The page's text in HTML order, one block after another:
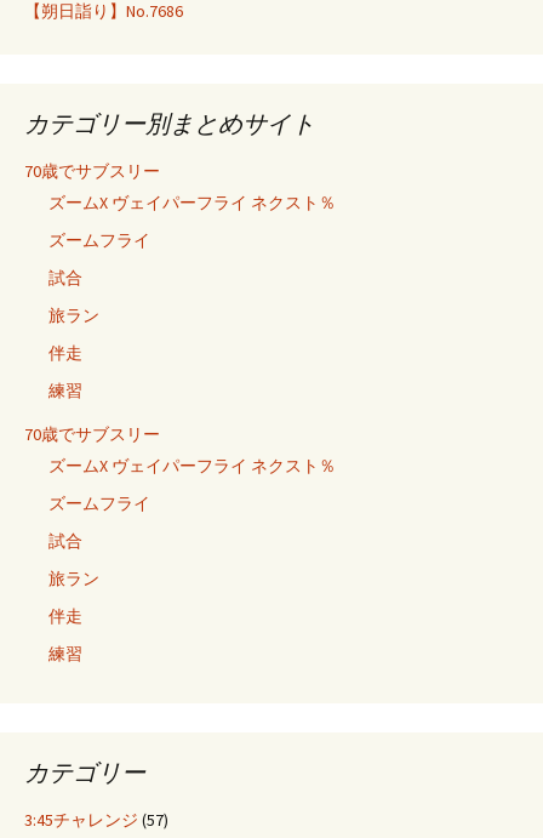
【朔日詣り】No.7686
カテゴリー別まとめサイト
70歳でサブスリー
ズームX ヴェイパーフライ ネクスト％
ズームフライ
試合
旅ラン
伴走
練習
70歳でサブスリー
ズームX ヴェイパーフライ ネクスト％
ズームフライ
試合
旅ラン
伴走
練習
カテゴリー
3:45チャレンジ (57)